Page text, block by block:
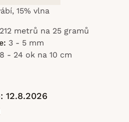
12.8.2026
15% vlna
metrů na 25 gramů
3 - 5 mm
- 24 ok na 10 cm